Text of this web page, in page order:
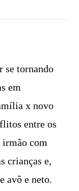
se tornando
em
x novo
entre os
com
crianças e,
avô e neto.